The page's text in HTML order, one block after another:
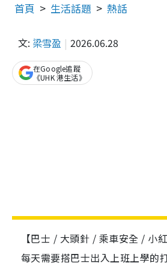
首頁 生活話題 熱話
文: 梁雪盈 2026.06.28
在Google追蹤
《UHK 港生活》
【巴士 / 大頭針 / 乘車安全 / 小
每天需要搭巴士出入上班上學的